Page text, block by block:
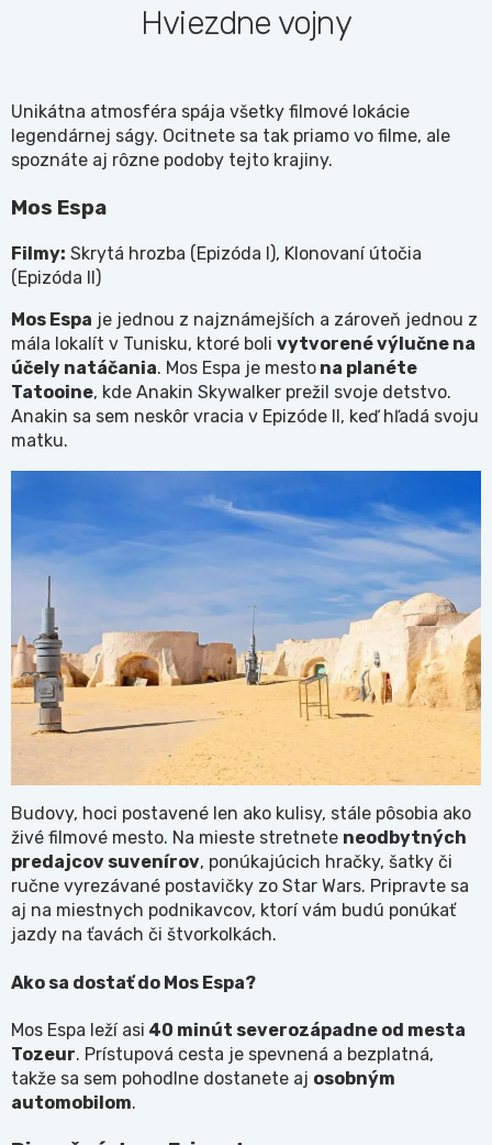
Hviezdne vojny
Unikátna atmosféra spája všetky filmové lokácie
legendárnej ságy. Ocitnete sa tak priamo vo filme, ale
spoznáte aj rôzne podoby tejto krajiny.
Mos Espa
Filmy: Skrytá hrozba (Epizóda I), Klonovaní útočia
(Epizóda II)
Mos Espa je jednou z najznámejších a zároveň jednou z
mála lokalít v Tunisku, ktoré boli vytvorené výlučne na
účely natáčania. Mos Espa je mesto na planéte
Tatooine, kde Anakin Skywalker prežil svoje detstvo.
Anakin sa sem neskôr vracia v Epizóde II, keď hľadá svoju
matku.
Budovy, hoci postavené len ako kulisy, stále pôsobia ako
živé filmové mesto. Na mieste stretnete neodbytných
predajcov suvenírov, ponúkajúcich hračky, šatky či
ručne vyrezávané postavičky zo Star Wars. Pripravte sa
aj na miestnych podnikavcov, ktorí vám budú ponúkať
jazdy na ťavách či štvorkolkách.
Ako sa dostať do Mos Espa?
Mos Espa leží asi 40 minút severozápadne od mesta
Tozeur. Prístupová cesta je spevnená a bezplatná,
takže sa sem pohodlne dostanete aj osobným
automobilom.